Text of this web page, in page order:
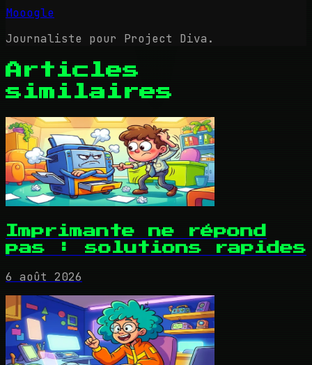
Mooogle
Journaliste pour Project Diva.
Articles
similaires
Imprimante ne répond
pas : solutions rapides
6 août 2026